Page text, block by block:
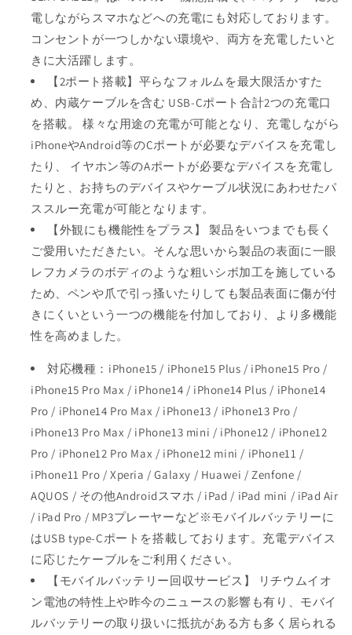
電しながらスマホなどへの充電にも対応しております。
コンセントが一つしかない環境や、両方を充電したいと
きに大活躍します。
【2ポート搭載】平らなフォルムを最大限活かすた
め、内蔵ケーブルを含む USB-Cポート合計2つの充電口
を搭載。 様々な用途の充電が可能となり、充電しながら
iPhoneやAndroid等のCポートが必要なデバイスを充電し
たり、 イヤホン等のAポートが必要なデバイスを充電し
たりと、お持ちのデバイスやケーブル状況にあわせたパ
ススルー充電が可能となります。
【外観にも機能性をプラス】 製品をいつまでも長く
ご愛用いただきたい。そんな思いから製品の表面に一眼
レフカメラのボディのような粗いシボ加工を施している
ため、ペンや爪で引っ搔いたりしても製品表面に傷が付
きにくいという一つの機能を付加しており、より多機能
性を高めました。
対応機種：iPhone15 / iPhone15 Plus / iPhone15 Pro /
iPhone15 Pro Max / iPhone14 / iPhone14 Plus / iPhone14
Pro / iPhone14 Pro Max / iPhone13 / iPhone13 Pro /
iPhone13 Pro Max / iPhone13 mini / iPhone12 / iPhone12
Pro / iPhone12 Pro Max / iPhone12 mini / iPhone11 /
iPhone11 Pro / Xperia / Galaxy / Huawei / Zenfone /
AQUOS / その他Androidスマホ / iPad / iPad mini / iPad Air
/ iPad Pro / MP3プレーヤーなど※モバイルバッテリーに
はUSB type-Cポートを搭載しております。充電デバイス
に応じたケーブルをご利用ください。
【モバイルバッテリー回収サービス】 リチウムイオ
ン電池の特性上や昨今のニュースの影響も有り、モバイ
ルバッテリーの取り扱いに抵抗がある方も多く居られる